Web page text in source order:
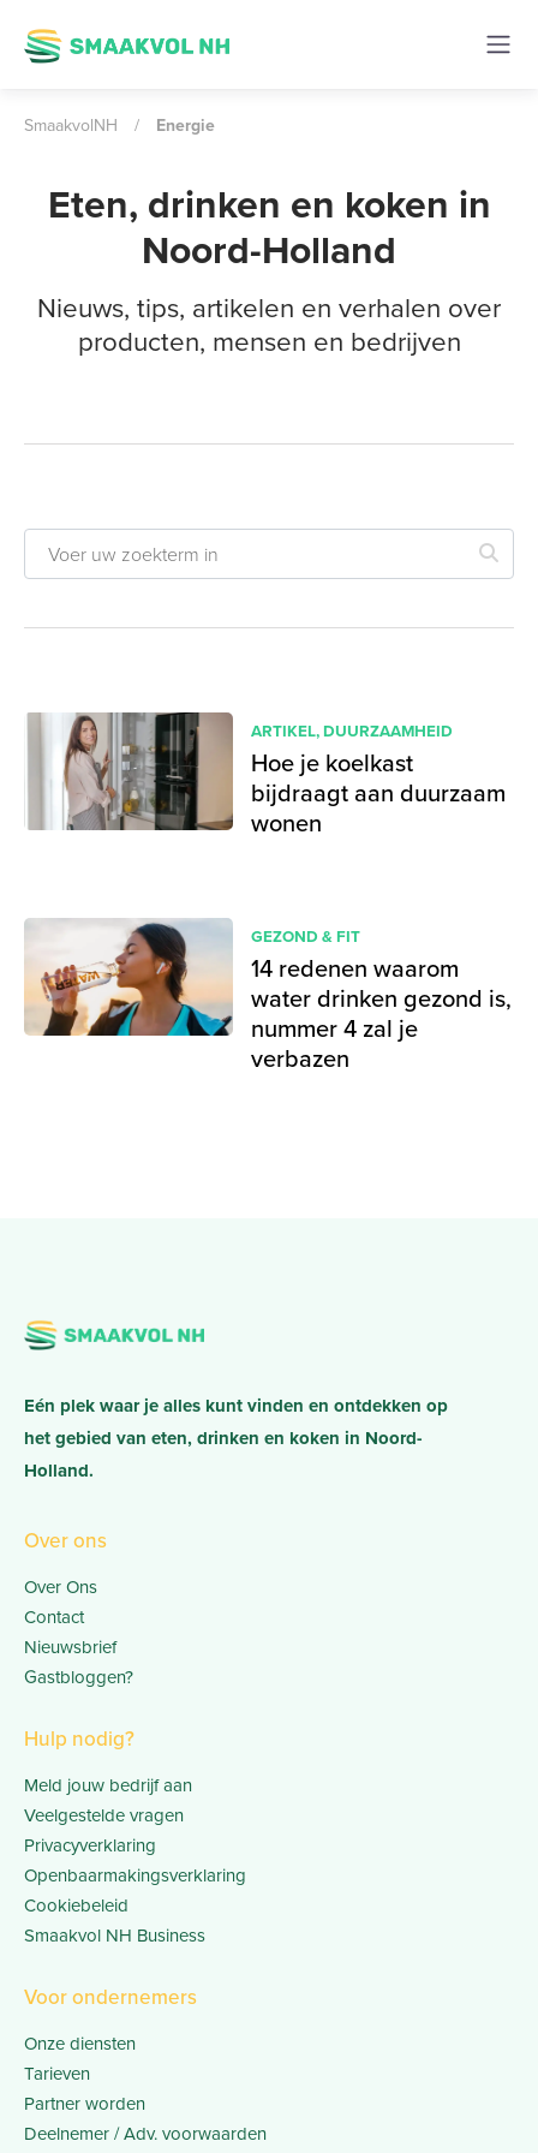
SmaakvolNH / Energie
Eten, drinken en koken in
Noord-Holland
Nieuws, tips, artikelen en verhalen over
producten, mensen en bedrijven
ARTIKEL,DUURZAAMHEID
Hoe je koelkast
bijdraagt aan duurzaam
wonen
GEZOND & FIT
14 redenen waarom
water drinken gezond is,
nummer 4 zal je
verbazen
Eén plek waar je alles kunt vinden en ontdekken op
het gebied van eten, drinken en koken in Noord-
Holland.
Over ons
Over Ons
Contact
Nieuwsbrief
Gastbloggen?
Hulp nodig?
Meld jouw bedrijf aan
Veelgestelde vragen
Privacyverklaring
Openbaarmakingsverklaring
Cookiebeleid
Smaakvol NH Business
Voor ondernemers
Onze diensten
Tarieven
Partner worden
Deelnemer / Adv. voorwaarden